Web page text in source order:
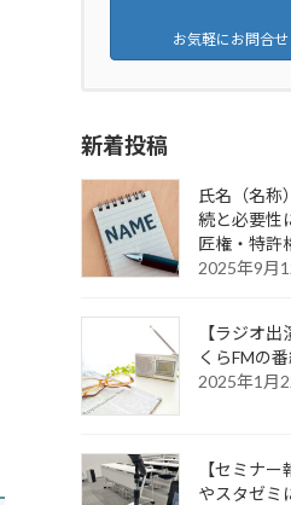
お気軽にお問合せ
新着投稿
氏名（名称
続と必要性
匠権・特許
2025年9月
【ラジオ
くらFMの
2025年1月
【セミナ
やスタゼミ